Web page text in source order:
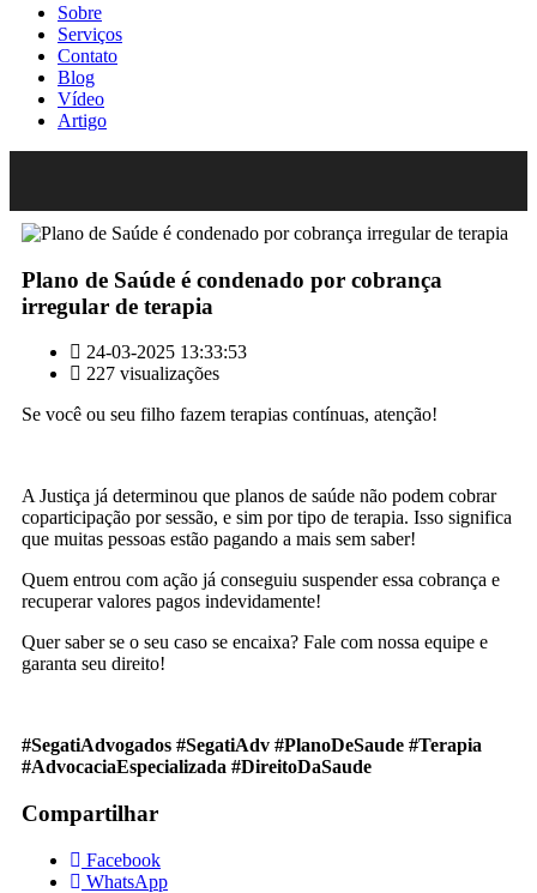
Sobre
Serviços
Contato
Blog
Vídeo
Artigo
Plano de Saúde é condenado por cobrança
irregular de terapia
24-03-2025 13:33:53
227 visualizações
Se você ou seu filho fazem terapias contínuas, atenção!
A Justiça já determinou que planos de saúde não podem cobrar
coparticipação por sessão, e sim por tipo de terapia. Isso significa
que muitas pessoas estão pagando a mais sem saber!
Quem entrou com ação já conseguiu suspender essa cobrança e
recuperar valores pagos indevidamente!
Quer saber se o seu caso se encaixa? Fale com nossa equipe e
garanta seu direito!
#SegatiAdvogados #SegatiAdv #PlanoDeSaude #Terapia
#AdvocaciaEspecializada #DireitoDaSaude
Compartilhar
Facebook
WhatsApp